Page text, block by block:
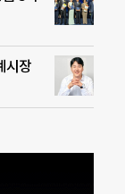
시장